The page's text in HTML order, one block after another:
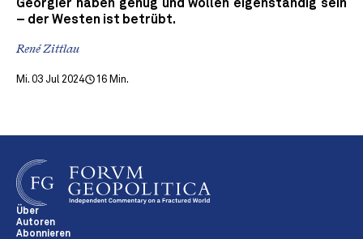
Georgier haben genug und wollen eigenständig sein
– der Westen ist betrübt.
René Zittlau
Mi. 03 Jul 2024 16 Min.
Über
Autoren
Abonnieren